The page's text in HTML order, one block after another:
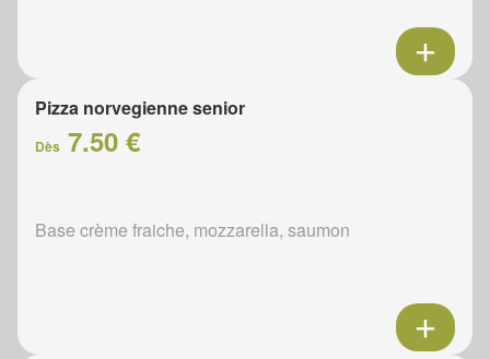
Pizza norvegienne senior
Dès 7.50 €
Base crème fraiche, mozzarella, saumon